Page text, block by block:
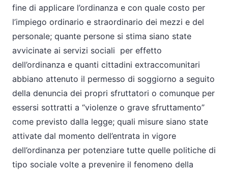
fine di applicare l’ordinanza e con quale costo per
l’impiego ordinario e straordinario dei mezzi e del
personale; quante persone si stima siano state
avvicinate ai servizi sociali per effetto
dell’ordinanza e quanti cittadini extraccomunitari
abbiano attenuto il permesso di soggiorno a seguito
della denuncia dei propri sfruttatori o comunque per
essersi sottratti a “violenze o grave sfruttamento”
come previsto dalla legge; quali misure siano state
attivate dal momento dell’entrata in vigore
dell’ordinanza per potenziare tutte quelle politiche di
tipo sociale volte a prevenire il fenomeno della